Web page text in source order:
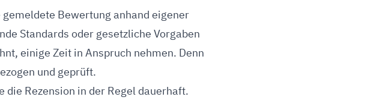
Bewertung anhand eigener
Standards oder gesetzliche Vorgaben
einige Zeit in Anspruch nehmen. Denn
und geprüft.
Rezension in der Regel dauerhaft.